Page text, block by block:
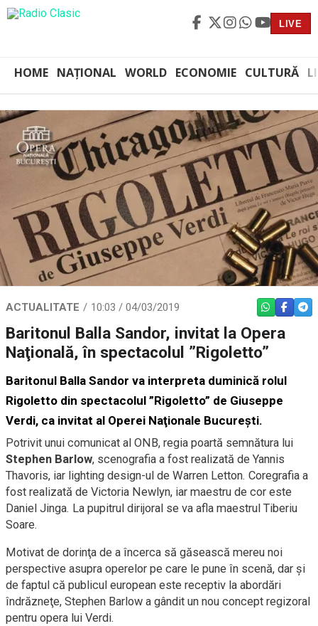
LIVE
HOME NAȚIONAL WORLD ECONOMIE CULTURĂ
ACTUALITATE 10:03 / 04/03/2019 WHATSAPP
Baritonul Balla Sandor, invitat la Opera
Naţională, în spectacolul ”Rigoletto”
Baritonul Balla Sandor va interpreta duminică rolul
Rigoletto din spectacolul ”Rigoletto” de Giuseppe
Verdi, ca invitat al Operei Naţionale Bucureşti.
Potrivit unui comunicat al ONB, regia poartă semnătura lui
Stephen Barlow, scenografia a fost realizată de Yannis
Thavoris, iar lighting design-ul de Warren Letton. Coregrafia a
fost realizată de Victoria Newlyn, iar maestru de cor este
Daniel Jinga. La pupitrul dirijoral se va afla maestrul Tiberiu
Soare.
Motivat de dorinţa de a încerca să găsească mereu noi
perspective asupra operelor pe care le pune în scenă, dar şi
de faptul că publicul european este receptiv la abordări
îndrăzneţe, Stephen Barlow a gândit un nou concept regizoral
pentru opera lui Verdi.